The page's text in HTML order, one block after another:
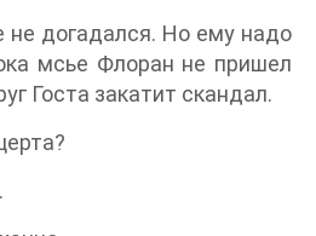
не догадался. Но ему надо
мсье Флоран не пришел
Госта закатит скандал.